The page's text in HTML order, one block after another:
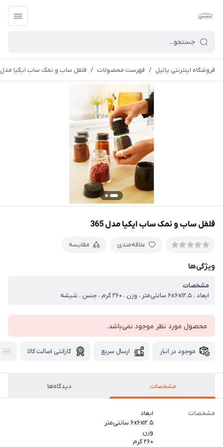
فروشگاه اینترنتی پاتیل / فهرست محصولات / فلفل ساب و نمک ساب ایکیا مدل
فلفل ساب و نمک ساب ایکیا مدل 365
علاقه‌مندی مقایسه
ویژگی‌ها
مشخصات
ابعاد ، ۶x۶x۱۲.۵ سانتی‌متر ، وزن ، ۲۶۰ گرم ، جنس ، شیشه
محصول مورد نظر موجود نمی‌باشد.
موجود در انبار ارسال سریع گارانتی اصالت کالا
مشخصات دیدگاه‌ها
مشخصات
ابعاد
۶x۶x۱۲.۵ سانتی‌متر
وزن
۲۶۰ گرم